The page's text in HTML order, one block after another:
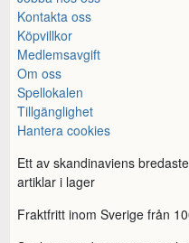
Kontakta oss
Köpvillkor
Medlemsavgift
Om oss
Spellokalen
Tillgänglighet
Hantera cookies
Ett av skandinaviens
artiklar i lager
Fraktfritt inom Sverige från